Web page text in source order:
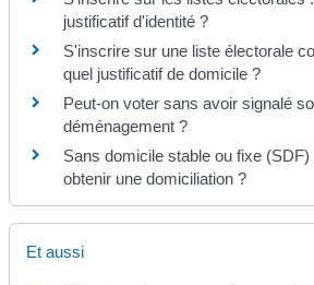
justificatif d'identité ?
S'inscrire sur une liste électorale
quel justificatif de domicile ?
Peut-on voter sans avoir signalé
déménagement ?
Sans domicile stable ou fixe
obtenir une domiciliation ?
Et aussi